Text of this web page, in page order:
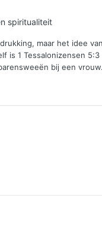
spiritualiteit
maar het idee
1 Tessalonizensen
bij een